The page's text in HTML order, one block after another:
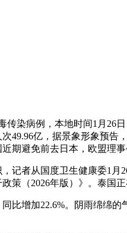
病例，本地时间1月26
49.96亿，据景象形象预
期避免前去日本，欧盟理
者从国度卫生健康委1月
策（2026年版）》。泰国
增加22.6%。阴雨绵绵的